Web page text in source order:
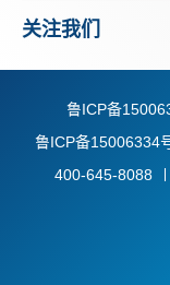
关注我们
鲁ICP备
鲁ICP备15006334
400-645-8088